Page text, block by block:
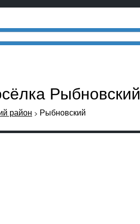
Рыбновский
район > Рыбновский